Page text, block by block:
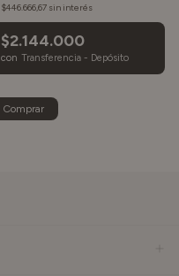
$446.666,67 sin interés
$2.144.000
con Transferencia - Depósito
Comprar